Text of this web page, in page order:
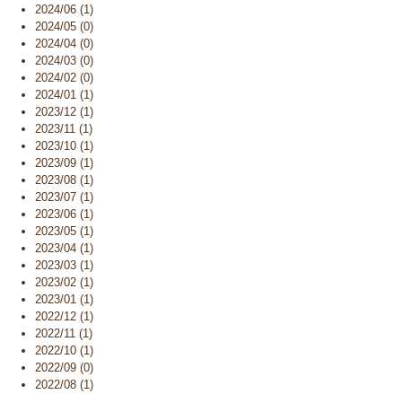
2024/06 (1)
2024/05 (0)
2024/04 (0)
2024/03 (0)
2024/02 (0)
2024/01 (1)
2023/12 (1)
2023/11 (1)
2023/10 (1)
2023/09 (1)
2023/08 (1)
2023/07 (1)
2023/06 (1)
2023/05 (1)
2023/04 (1)
2023/03 (1)
2023/02 (1)
2023/01 (1)
2022/12 (1)
2022/11 (1)
2022/10 (1)
2022/09 (0)
2022/08 (1)